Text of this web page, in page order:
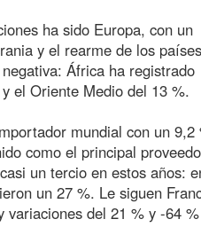
ha sido Europa, con un
y el rearme de los países
África ha registrado
el Oriente Medio del 13 %.
mundial con un 9,2
como el principal
un tercio en estos años:
un 27 %. Le siguen
variaciones del 21 % y -64 %